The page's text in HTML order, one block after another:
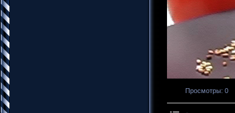
Просмотры: 0